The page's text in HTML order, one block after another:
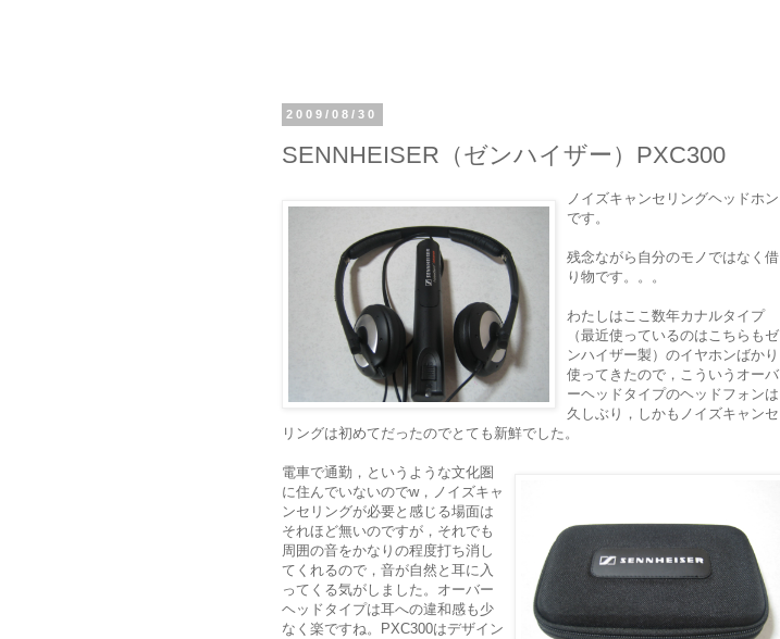
2009/08/30
SENNHEISER（ゼンハイザー）PXC300
ノイズキャンセリングヘッドホン
です。
残念ながら自分のモノではなく借
り物です。。。
わたしはここ数年カナルタイプ
（最近使っているのはこちらもゼ
ンハイザー製）のイヤホンばかり
使ってきたので，こういうオーバ
ーヘッドタイプのヘッドフォンは
久しぶり，しかもノイズキャンセ
リングは初めてだったのでとても新鮮でした。
電車で通勤，というような文化圏
に住んでいないのでw，ノイズキャ
ンセリングが必要と感じる場面は
それほど無いのですが，それでも
周囲の音をかなりの程度打ち消し
てくれるので，音が自然と耳に入
ってくる気がしました。オーバー
ヘッドタイプは耳への違和感も少
なく楽ですね。PXC300はデザイン